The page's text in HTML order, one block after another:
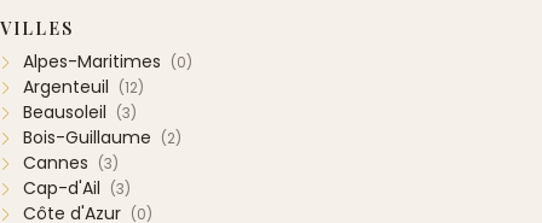
VILLES
Alpes-Maritimes (0)
Argenteuil (12)
Beausoleil (3)
Bois-Guillaume (2)
Cannes (3)
Cap-d'Ail (3)
Côte d'Azur (0)